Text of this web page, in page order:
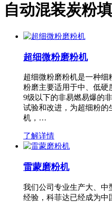
自动混装炭粉
超细微粉磨粉机
超细微粉磨粉机是一种细
粉磨主要适用于中、低硬
9级以下的非易燃易爆的
试验和改进，为超细粉的
机，…
了解详情
雷蒙磨粉机
我们公司专业生产大、中
经验，科菲达已经成为中